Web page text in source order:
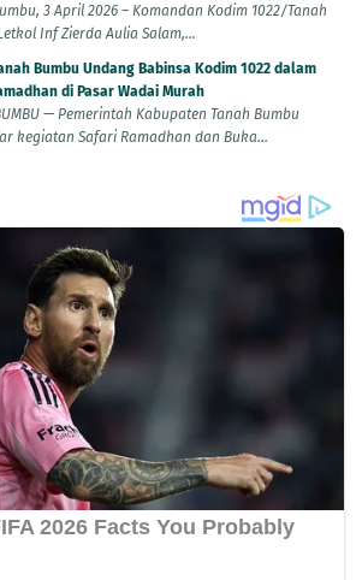
3 April 2026 – Komandan Kodim 1022/Tanah
Inf Zierda Aulia Salam,...
Bumbu Undang Babinsa Kodim 1022 dalam
di Pasar Wadai Murah
— Pemerintah Kabupaten Tanah Bumbu
kegiatan Safari Ramadhan dan Buka...